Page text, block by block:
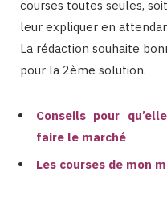
courses toutes seules,
leur expliquer en
La rédaction souhaite
pour la 2ème solution.
Conseils pour
faire le marché
Les courses de mon